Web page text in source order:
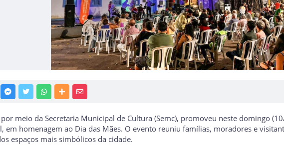
MESSENGER
TWITTER WHATSAPPMAIS
meio da Secretaria Municipal de Cultura (Semc), promoveu neste domingo
em homenagem ao Dia das Mães. O evento reuniu famílias, moradores e
espaços mais simbólicos da cidade.